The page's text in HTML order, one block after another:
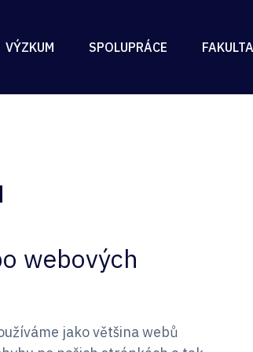
VÝZKUM SPOLUPRÁCE FAKULTA
webových
jako většina webů